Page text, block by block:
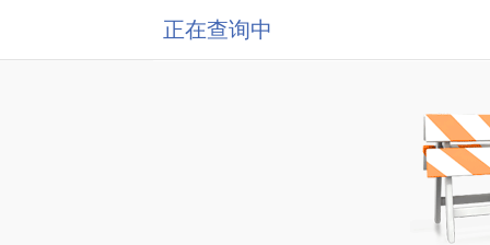
正在查询中